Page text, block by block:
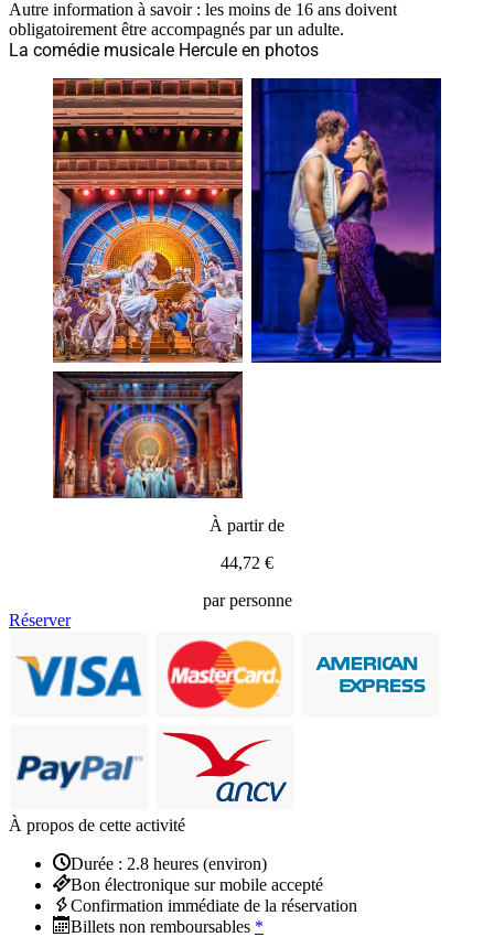
Autre information à savoir : les moins de 16 ans doivent
obligatoirement être accompagnés par un adulte.
La comédie musicale Hercule en photos
À partir de
44,72 €
par personne
Réserver
À propos de cette activité
Durée : 2.8 heures (environ)
Bon électronique sur mobile accepté
Confirmation immédiate de la réservation
Billets non remboursables *